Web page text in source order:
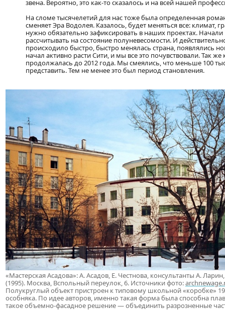
звена. Вероятно, это как-то сказалось и на всей нашей
На сломе тысячелетий для нас тоже была определенная
сменяет Эра Водолея. Казалось, будет меняться все: климат,
нужно обязательно зафиксировать в наших проектах.
рассчитывать на состояние полуневесомости. И
происходило быстро, быстро менялась страна, появлялись
начал активно расти Сити, и мы все это почувствовали. Так
продолжалась до 2012 года. Мы смеялись, что меньше 100
представить. Тем не менее это был период становления.
«Мастерская Асадова»: А. Асадов, Е. Честнова, консультанты А.
(1995). Москва, Вспольный переулок, 6. Источники фото:
Полукруглый объект пристроен к типовому школьной «коробке»
особняка. По идее авторов, именно такая форма была способна
такое объемно-фасадное решение — объединить разрозненные